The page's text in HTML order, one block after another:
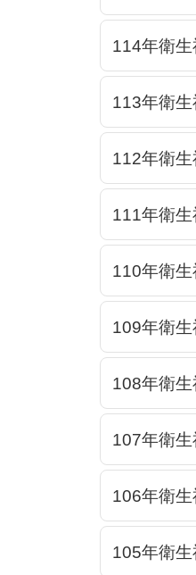
114年衛
113年衛
112年衛
111年衛
110年衛
109年衛
108年衛
107年衛
106年衛
105年衛